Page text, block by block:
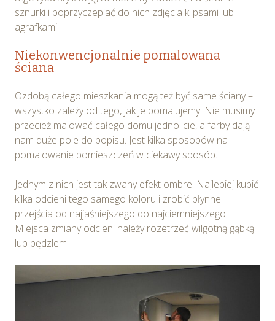
Możesz również dostosować wybory dotyczące
plików cookie i udzielić zgody na wykorzystywanie
Ciebie celach poprzez wybranie opcji „Dostosuj
wybory”.
sznurki i poprzyczepiać do nich zdjęcia klipsami lub
agrafkami.
Niekonwencjonalnie pomalowana
ściana
Ozdobą całego mieszkania mogą też być same ściany –
wszystko zależy od tego, jak je pomalujemy. Nie musimy
przecież malować całego domu jednolicie, a farby dają
nam duże pole do popisu. Jest kilka sposobów na
pomalowanie pomieszczeń w ciekawy sposób.
Jednym z nich jest tak zwany efekt ombre. Najlepiej kupić
kilka odcieni tego samego koloru i zrobić płynne
przejścia od najjaśniejszego do najciemniejszego.
Miejsca zmiany odcieni należy rozetrzeć wilgotną gąbką
lub pędzlem.